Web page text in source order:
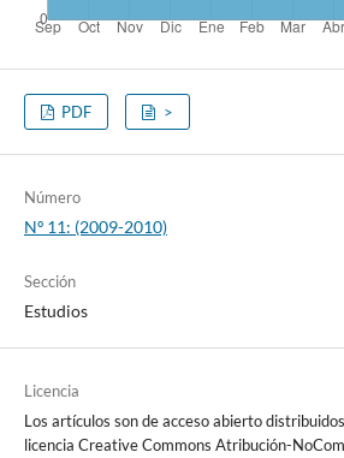
PDF >
Número
Nº 11: (2009-2010)
Sección
Estudios
Licencia
Los artículos son de acceso abierto
licencia Creative Commons Atribución-